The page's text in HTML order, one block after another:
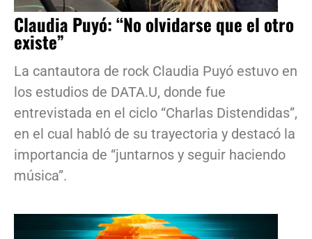
Claudia Puyó: “No olvidarse que el otro
existe”
La cantautora de rock Claudia Puyó estuvo en
los estudios de DATA.U, donde fue
entrevistada en el ciclo “Charlas Distendidas”,
en el cual habló de su trayectoria y destacó la
importancia de “juntarnos y seguir haciendo
música”.